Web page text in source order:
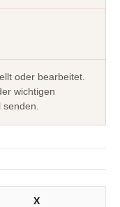
oder bearbeitet.
wichtigen
X